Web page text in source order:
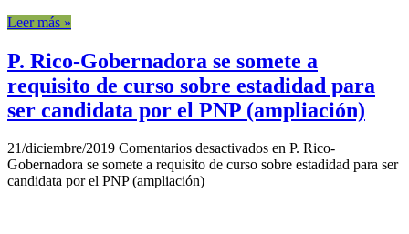
Leer más »
P. Rico-Gobernadora se somete a
requisito de curso sobre estadidad para
ser candidata por el PNP (ampliación)
21/diciembre/2019 Comentarios desactivados en P. Rico-
Gobernadora se somete a requisito de curso sobre estadidad para ser
candidata por el PNP (ampliación)